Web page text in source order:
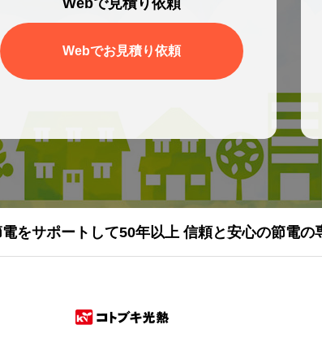
Webでお見積り依頼
をサポートして50年以上 信頼と安心の節電の